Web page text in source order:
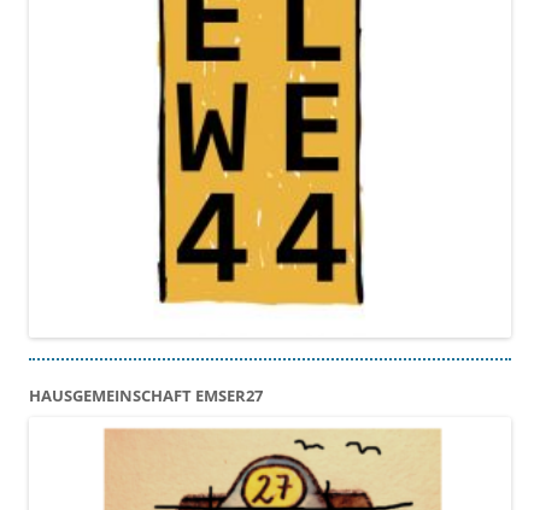
HAUSGEMEINSCHAFT EMSER27